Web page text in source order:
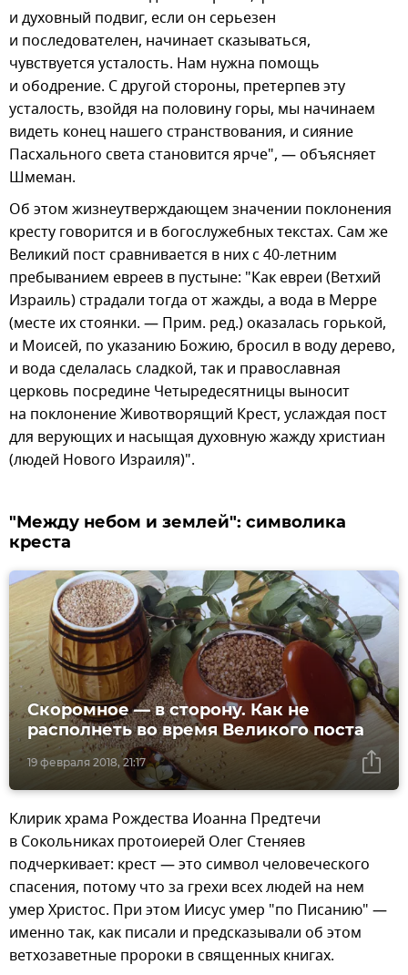
и духовный подвиг, если он серьезен
и последователен, начинает сказываться,
чувствуется усталость. Нам нужна помощь
и ободрение. С другой стороны, претерпев эту
усталость, взойдя на половину горы, мы начинаем
видеть конец нашего странствования, и сияние
Пасхального света становится ярче", — объясняет
Шмеман.
Об этом жизнеутверждающем значении поклонения
кресту говорится и в богослужебных текстах. Сам же
Великий пост сравнивается в них с 40-летним
пребыванием евреев в пустыне: "Как евреи (Ветхий
Израиль) страдали тогда от жажды, а вода в Мерре
(месте их стоянки. — Прим. ред.) оказалась горькой,
и Моисей, по указанию Божию, бросил в воду дерево,
и вода сделалась сладкой, так и православная
церковь посредине Четыредесятницы выносит
на поклонение Животворящий Крест, услаждая пост
для верующих и насыщая духовную жажду христиан
(людей Нового Израиля)".
"Между небом и землей": символика
креста
19 февраля 2018, 21:17
Скоромное — в сторону. Как не
располнеть во время Великого поста
Клирик храма Рождества Иоанна Предтечи
в Сокольниках протоиерей Олег Стеняев
подчеркивает: крест — это символ человеческого
спасения, потому что за грехи всех людей на нем
умер Христос. При этом Иисус умер "по Писанию" —
именно так, как писали и предсказывали об этом
ветхозаветные пророки в священных книгах.